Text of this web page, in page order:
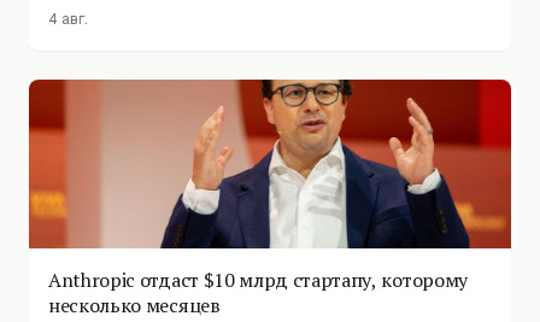
4 авг.
Anthropic отдаст $10 млрд стартапу, которому
несколько месяцев